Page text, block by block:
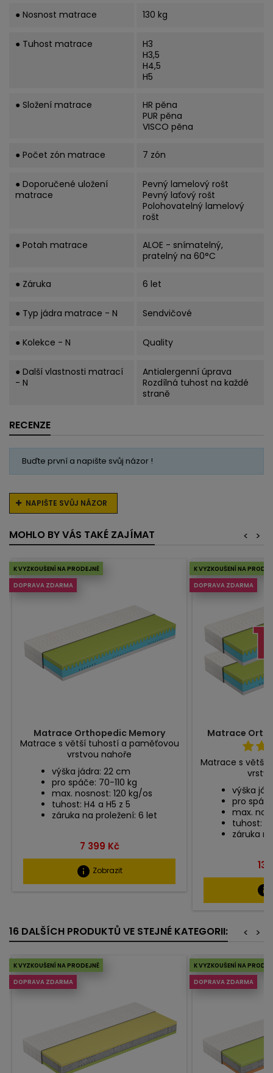
● Nosnost matrace 130 kg
● Tuhost matrace
H3
H3,5
H4,5
H5
● Složení matrace
HR pěna
PUR pěna
VISCO pěna
● Počet zón matrace 7 zón
● Doporučené uložení
matrace
Pevný lamelový rošt
Pevný laťový rošt
Polohovatelný lamelový
rošt
● Potah matrace
ALOE - snímatelný,
pratelný na 60°C
● Záruka 6 let
● Typ jádra matrace - N Sendvičové
● Kolekce - N Quality
● Další vlastnosti matrací
- N
Antialergenní úprava
Rozdílná tuhost na každé
straně
RECENZE
Buďte první a napište svůj názor !
NAPIŠTE SVŮJ NÁZOR
MOHLO BY VÁS TAKÉ ZAJÍMAT >
<
K VYZKOUŠENÍ NA PRODEJNĚ
DOPRAVA ZDARMA
Matrace Orthopedic Memory
Matrace s větší tuhostí a paměťovou
vrstvou nahoře
výška jádra: 22 cm
pro spáče: 70-110 kg
max. nosnost: 120 kg/os
tuhost: H4 a H5 z 5
záruka na proležení: 6 let
Cena
7 399 Kč
info Zobrazit
K VYZKOUŠENÍ NA
DOPRAVA ZDARMA
Matrace
Matrace s větší
výška
pro
max.
tuhost:
záruka
13
info
16 DALŠÍCH PRODUKTŮ VE STEJNÉ KATEGORII: >
<
K VYZKOUŠENÍ NA PRODEJNĚ
DOPRAVA ZDARMA
K VYZKOUŠENÍ NA
DOPRAVA ZDARMA